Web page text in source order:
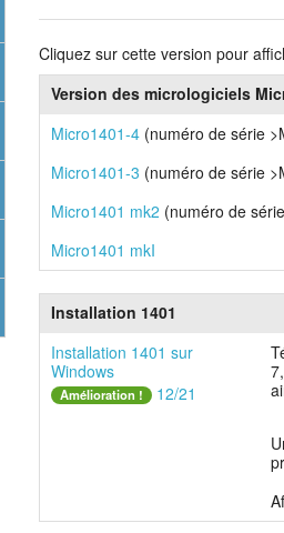
Cliquez sur cette version pour
Version des micrologiciels
Micro1401-4 (numéro de série
Micro1401-3 (numéro de série
Micro1401 mk2 (numéro de
Micro1401 mkI
Installation 1401
Installation 1401 sur
Windows
Amélioration ! 12/21